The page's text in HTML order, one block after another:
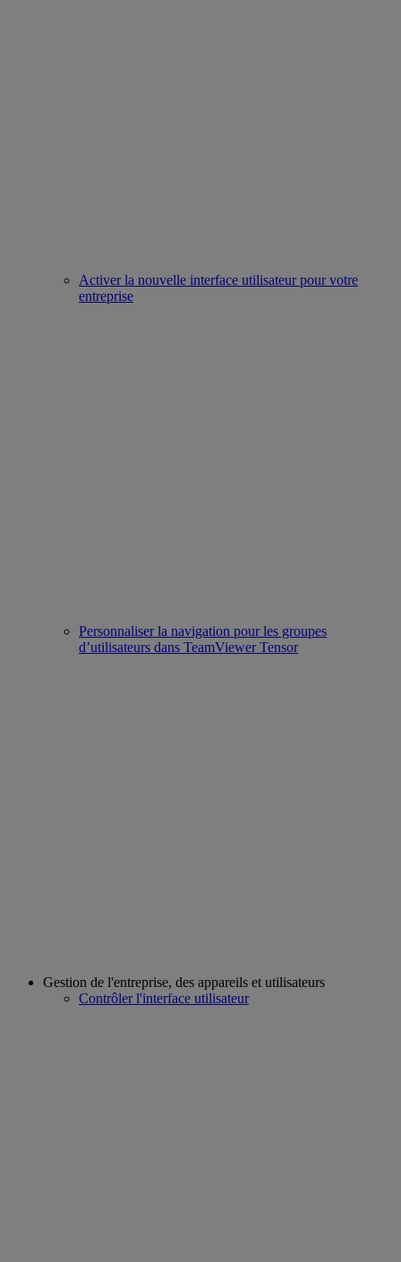
Activer la nouvelle interface utilisateur pour votre
entreprise
Personnaliser la navigation pour les groupes
d’utilisateurs dans TeamViewer Tensor
Gestion de l'entreprise, des appareils et utilisateurs
Contrôler l'interface utilisateur